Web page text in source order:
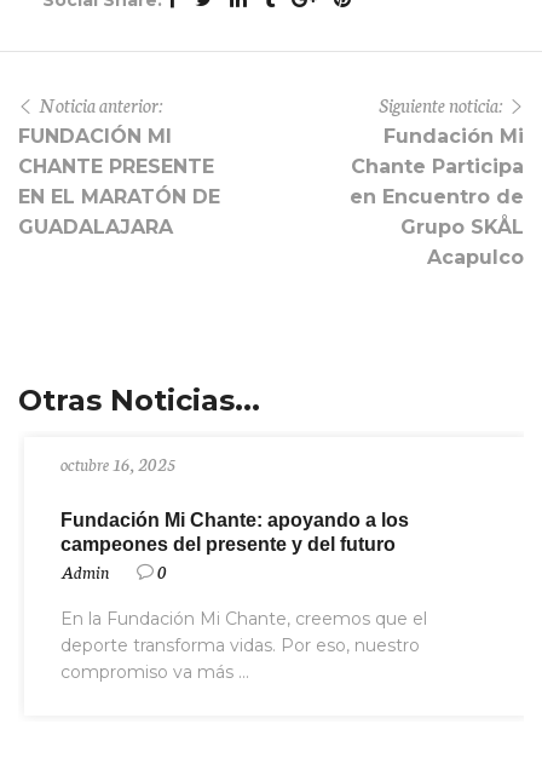
Noticia anterior:
FUNDACIÓN MI
CHANTE PRESENTE
EN EL MARATÓN DE
GUADALAJARA
Siguiente noticia:
Fundación Mi
Chante Participa
en Encuentro de
Grupo SKÅL
Acapulco
Otras Noticias...
octubre 16, 2025
Fundación Mi Chante: apoyando a los
campeones del presente y del futuro
Admin 0
En la Fundación Mi Chante, creemos que el
deporte transforma vidas. Por eso, nuestro
compromiso va más ...